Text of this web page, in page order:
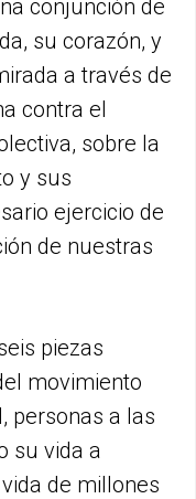
conjunción de
su corazón, y
a través de
contra el
sobre la
y sus
ejercicio de
de nuestras
piezas
movimiento
personas a las
su vida a
de millones